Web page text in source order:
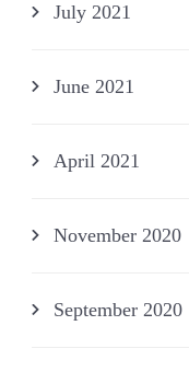
July 2021
June 2021
April 2021
November 2020
September 2020